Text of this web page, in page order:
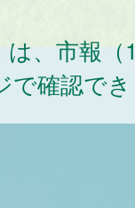
、市報（
で確認で